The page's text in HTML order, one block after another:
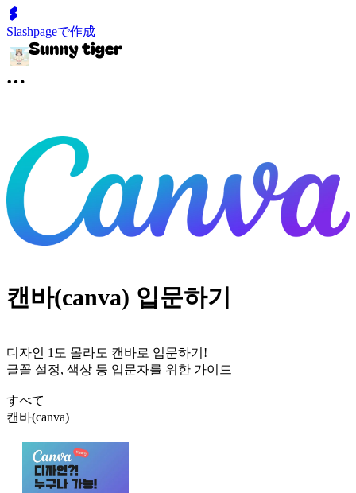
Slashpageで作成
캔바(canva) 입문하기
디자인 1도 몰라도 캔바로 입문하기!
글꼴 설정, 색상 등 입문자를 위한 가이드
すべて
캔바(canva)